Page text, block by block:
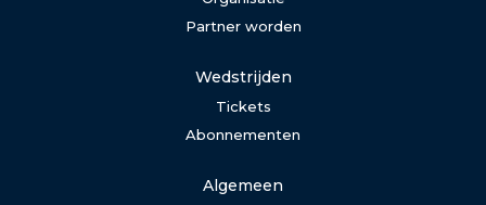
Partner worden
Wedstrijden
Tickets
Abonnementen
Algemeen